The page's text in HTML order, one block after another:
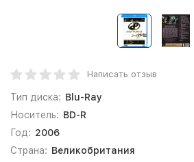
Написать отзыв
Тип диска: Blu-Ray
Носитель: BD-R
Год: 2006
Страна: Великобритания